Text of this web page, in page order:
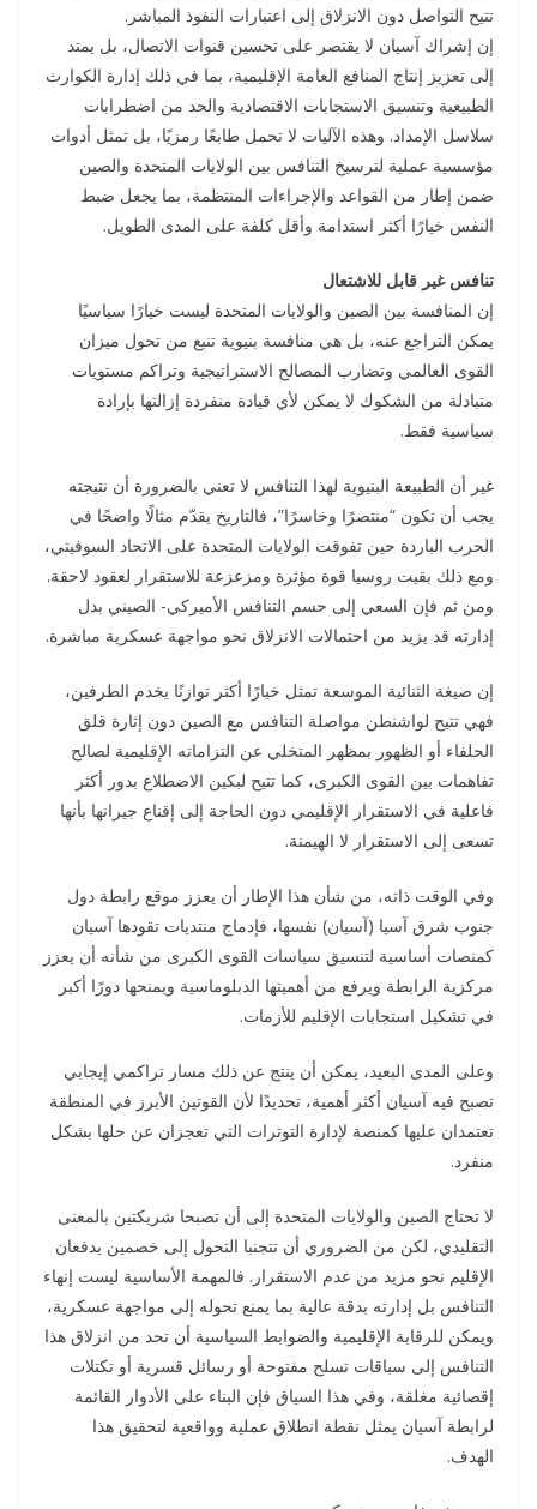
تتيح التواصل دون الانزلاق إلى اعتبارات النفوذ المباشر.
إن إشراك آسيان لا يقتصر على تحسين قنوات الاتصال، بل يمتد
إلى تعزيز إنتاج المنافع العامة الإقليمية، بما في ذلك إدارة الكوارث
الطبيعية وتنسيق الاستجابات الاقتصادية والحد من اضطرابات
سلاسل الإمداد. وهذه الآليات لا تحمل طابعًا رمزيًا، بل تمثل أدوات
مؤسسية عملية لترسيخ التنافس بين الولايات المتحدة والصين
ضمن إطار من القواعد والإجراءات المنتظمة، بما يجعل ضبط
النفس خيارًا أكثر استدامة وأقل كلفة على المدى الطويل.
تنافس غير قابل للاشتعال
إن المنافسة بين الصين والولايات المتحدة ليست خيارًا سياسيًا
يمكن التراجع عنه، بل هي منافسة بنيوية تنبع من تحول ميزان
القوى العالمي وتضارب المصالح الاستراتيجية وتراكم مستويات
متبادلة من الشكوك لا يمكن لأي قيادة منفردة إزالتها بإرادة
سياسية فقط.
غير أن الطبيعة البنيوية لهذا التنافس لا تعني بالضرورة أن نتيجته
يجب أن تكون “منتصرًا وخاسرًا”، فالتاريخ يقدّم مثالًا واضحًا في
الحرب الباردة حين تفوقت الولايات المتحدة على الاتحاد السوفيتي،
ومع ذلك بقيت روسيا قوة مؤثرة ومزعزعة للاستقرار لعقود لاحقة.
ومن ثم فإن السعي إلى حسم التنافس الأميركي- الصيني بدل
إدارته قد يزيد من احتمالات الانزلاق نحو مواجهة عسكرية مباشرة.
إن صيغة الثنائية الموسعة تمثل خيارًا أكثر توازنًا يخدم الطرفين،
فهي تتيح لواشنطن مواصلة التنافس مع الصين دون إثارة قلق
الحلفاء أو الظهور بمظهر المتخلي عن التزاماته الإقليمية لصالح
تفاهمات بين القوى الكبرى، كما تتيح لبكين الاضطلاع بدور أكثر
فاعلية في الاستقرار الإقليمي دون الحاجة إلى إقناع جيرانها بأنها
تسعى إلى الاستقرار لا الهيمنة.
وفي الوقت ذاته، من شأن هذا الإطار أن يعزز موقع رابطة دول
جنوب شرق آسيا (آسيان) نفسها، فإدماج منتديات تقودها آسيان
كمنصات أساسية لتنسيق سياسات القوى الكبرى من شأنه أن يعزز
مركزية الرابطة ويرفع من أهميتها الدبلوماسية ويمنحها دورًا أكبر
في تشكيل استجابات الإقليم للأزمات.
وعلى المدى البعيد، يمكن أن ينتج عن ذلك مسار تراكمي إيجابي
تصبح فيه آسيان أكثر أهمية، تحديدًا لأن القوتين الأبرز في المنطقة
تعتمدان عليها كمنصة لإدارة التوترات التي تعجزان عن حلها بشكل
منفرد.
لا تحتاج الصين والولايات المتحدة إلى أن تصبحا شريكتين بالمعنى
التقليدي، لكن من الضروري أن تتجنبا التحول إلى خصمين يدفعان
الإقليم نحو مزيد من عدم الاستقرار. فالمهمة الأساسية ليست إنهاء
التنافس بل إدارته بدقة عالية بما يمنع تحوله إلى مواجهة عسكرية،
ويمكن للرقابة الإقليمية والضوابط السياسية أن تحد من انزلاق هذا
التنافس إلى سباقات تسلح مفتوحة أو رسائل قسرية أو تكتلات
إقصائية مغلقة، وفي هذا السياق فإن البناء على الأدوار القائمة
لرابطة آسيان يمثل نقطة انطلاق عملية وواقعية لتحقيق هذا
الهدف.